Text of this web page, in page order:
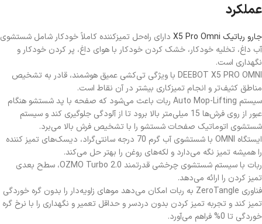
عملکرد
جارو رباتیک X5 Pro Omni
دارای راه‌حل تمیزکننده کاملاً خودکار شامل شستشوی
آب داغ، تخلیه خودکار، خشک کردن خودکار با هوای داغ، پر کردن خودکار و
نگهداری است.
DEEBOT X5 PRO OMNI با ویژگی تی‌کشی عمیق هوشمند، قادر به تشخیص
مناطق کثیف‌تر و انجام تمیزکاری بیشتر در آن نقاط است.
سیستم Auto Mop-Lifting ربات باعث می‌شود که صفحه با پد شستشو هنگام
عبور از روی فرش‌ها 15 میلی‌متر بالا برود تا از آلودگی جلوگیری کند و سیستم
شستشوی اتوماتیک صفحات شستشو را با تشخیص فرش بالا می‌برد.
ایستگاه OMNI با شستشوی آب گرم 70 درجه سانتی‌گراد، دیسک‌های تمیز کننده
را همیشه تمیز نگه می‌دارد و لکه‌های روغن را بهتر حل می‌کند.
ربات با سیستم شستشوی چرخشی قدرتمند OZMO Turbo 2.0، سطح بعدی
تمیز کردن را ارائه می‌دهد.
فناوری ZeroTangle به ربات امکان می‌دهد موهای زاویه‌دار را بدون گره خوردگی
تمیز کند و تجربه تمیز کردن بدون دردسر و حداقل تعمیر و نگهداری را با نرخ گره
خوردگی تا 0% فراهم می‌آورد.